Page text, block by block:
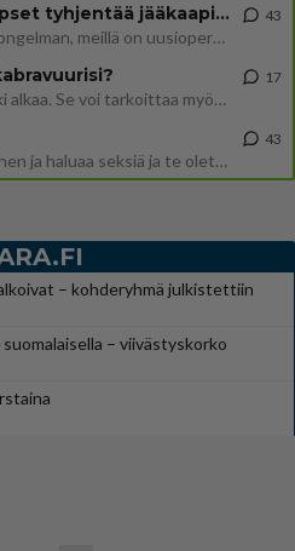
Uusioperheen aikuiset lapset tyhjentää jääkaapin käydessään
Miten selvittäisitte seuraavan ongelman, meillä on uusioperhe, minulla teini-ikäiset lapset ja puolisolla aikuiset, jotk
43
Lomat on monella lomailtu ja arki alkaa. Se voi tarkoittaa myös sitä, että grillailut on grillattu ja palataan arjen ruo
17
Miksi se että mies on seksuaalinen ja haluaa seksiä ja te olette hänen mielestänne haluttava on vastenmielistä? Mikä sii
43
– kohderyhmä julkistettiin
– viivästyskorko